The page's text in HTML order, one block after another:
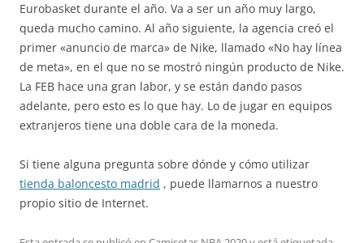
Eurobasket durante el año. Va a ser un año muy largo,
queda mucho camino. Al año siguiente, la agencia creó el
primer «anuncio de marca» de Nike, llamado «No hay línea
de meta», en el que no se mostró ningún producto de Nike.
La FEB hace una gran labor, y se están dando pasos
adelante, pero esto es lo que hay. Lo de jugar en equipos
extranjeros tiene una doble cara de la moneda.
Si tiene alguna pregunta sobre dónde y cómo utilizar
tienda baloncesto madrid , puede llamarnos a nuestro
propio sitio de Internet.